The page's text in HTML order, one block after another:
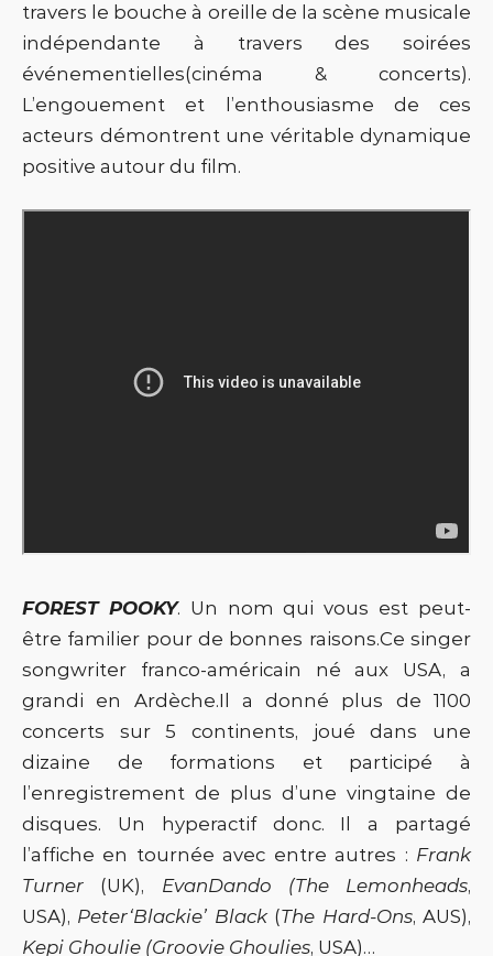
travers le bouche à oreille de la scène musicale
indépendante à travers des soirées
événementielles(cinéma & concerts).
L’engouement et l’enthousiasme de ces
acteurs démontrent une véritable dynamique
positive autour du film.
FOREST POOKY. Un nom qui vous est peut-
être familier pour de bonnes raisons.Ce singer
songwriter franco-américain né aux USA, a
grandi en Ardèche.Il a donné plus de 1100
concerts sur 5 continents, joué dans une
dizaine de formations et participé à
l’enregistrement de plus d’une vingtaine de
disques. Un hyperactif donc. Il a partagé
l’affiche en tournée avec entre autres : Frank
Turner (UK), EvanDando (The Lemonheads,
USA), Peter‘Blackie’ Black(The Hard-Ons, AUS),
Kepi Ghoulie (Groovie Ghoulies, USA)…